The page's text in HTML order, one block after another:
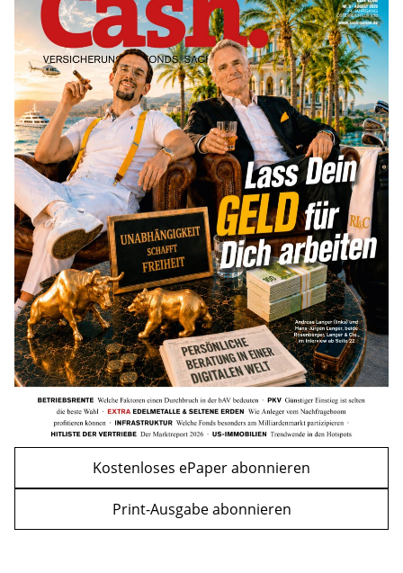
WEITERE ARTIKEL
zurückweiter
„Jung kauft Alt“ 2026: Neue Förderung im
Überblick – Tabelle mit Kreditbeträgen
und Einkommensgrenzen
mehr
Bitcoin im Wartemodus: Fed und CLARITY
Act geben die Richtung vor
mehr
Kostenloses ePaper abonnieren
Print-Ausgabe abonnieren